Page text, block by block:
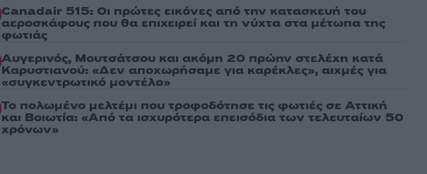
Canadair 515: Οι πρώτες εικόνες από την κατασκευή του
αεροσκάφους που θα επιχειρεί και τη νύχτα στα μέτωπα της
φωτιάς
Αυγερινός, Μουτσάτσου και ακόμη 20 πρώην στελέχη κατά
Καρυστιανού: «Δεν αποχωρήσαμε για καρέκλες», αιχμές για
«συγκεντρωτικό μοντέλο»
Το πολωμένο μελτέμι που τροφοδότησε τις φωτιές σε Αττική
και Βοιωτία: «Από τα ισχυρότερα επεισόδια των τελευταίων 50
χρόνων»